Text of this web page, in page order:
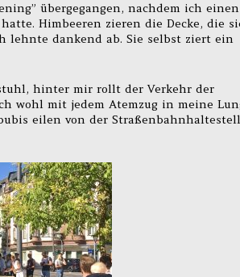
übergegangen, nachdem ich einen
Himbeeren zieren die Decke, die
lehnte dankend ab. Sie selbst ziert ein
hinter mir rollt der Verkehr der
wohl mit jedem Atemzug in meine
eilen von der